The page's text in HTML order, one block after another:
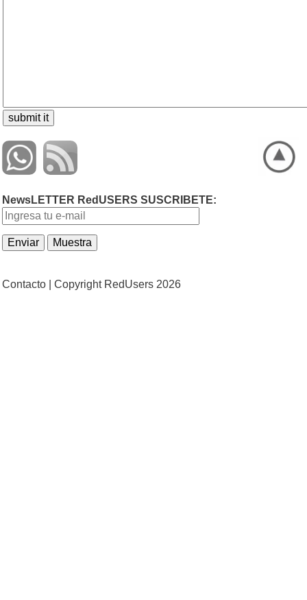
NewsLETTER RedUSERS SUSCRIBETE:
Contacto | Copyright RedUsers 2026